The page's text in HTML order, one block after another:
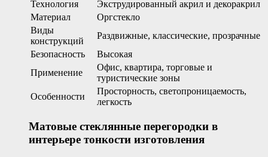
Технология
Экструдированный акрил и декоракрил
Материал
Оргстекло
Виды
конструкций
Раздвижные, классические, прозрачные
Безопасность
Высокая
Применение
Офис, квартира, торговые и
туристические зоны
Особенности
Просторность, светопроницаемость,
легкость
Матовые стеклянные перегородки в
интерьере тонкости изготовления